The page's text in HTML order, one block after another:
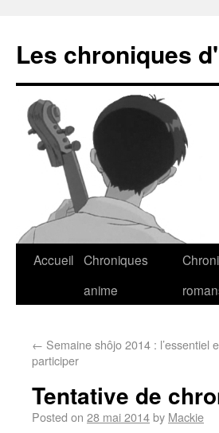
Les chroniques
Accueil Chroniques
anime
← Semaine shôjo 2014 : l’essentiel
participer
Tentative de
Posted on 28 mai 2014by Mackie